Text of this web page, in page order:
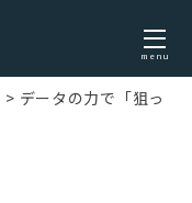
menu
データの力で「狙っ